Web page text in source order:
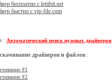
бесплатно с letitbit.net
быстро с vip-file.com
: Автоматический поиск нужных драйверов
драйверов и файлов :
#1
#2